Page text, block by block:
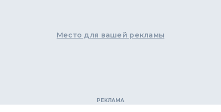
Место для вашей рекламы